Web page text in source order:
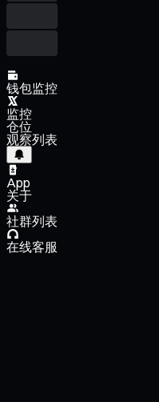
钱包监控
监控
仓位
观察列表
App
关于
社群列表
在线客服